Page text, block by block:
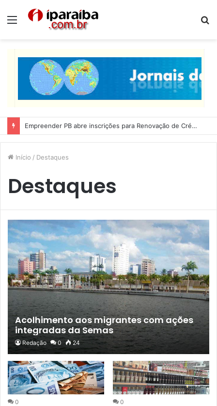
Menu
Empreender PB abre inscrições para Renovação de Crédito
Início / Destaques
Destaques
Acolhimento aos migrantes com ações
integradas da Semas
Redação 0 24
0 0